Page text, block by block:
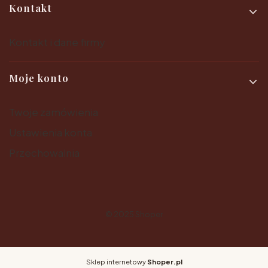
Kontakt
Moje konto
Sklep internetowy Shoper.pl